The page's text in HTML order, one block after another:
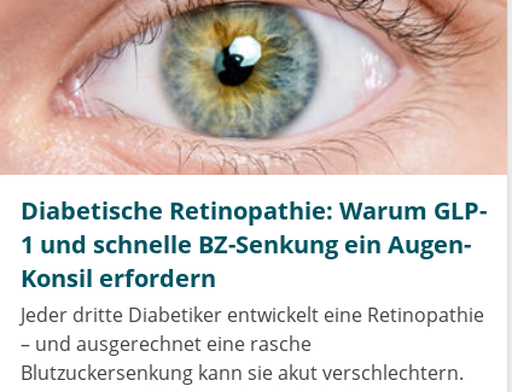
Diabetische Retinopathie: Warum GLP-
1 und schnelle BZ-Senkung ein Augen-
Konsil erfordern
Jeder dritte Diabetiker entwickelt eine Retinopathie
– und ausgerechnet eine rasche
Blutzuckersenkung kann sie akut verschlechtern.